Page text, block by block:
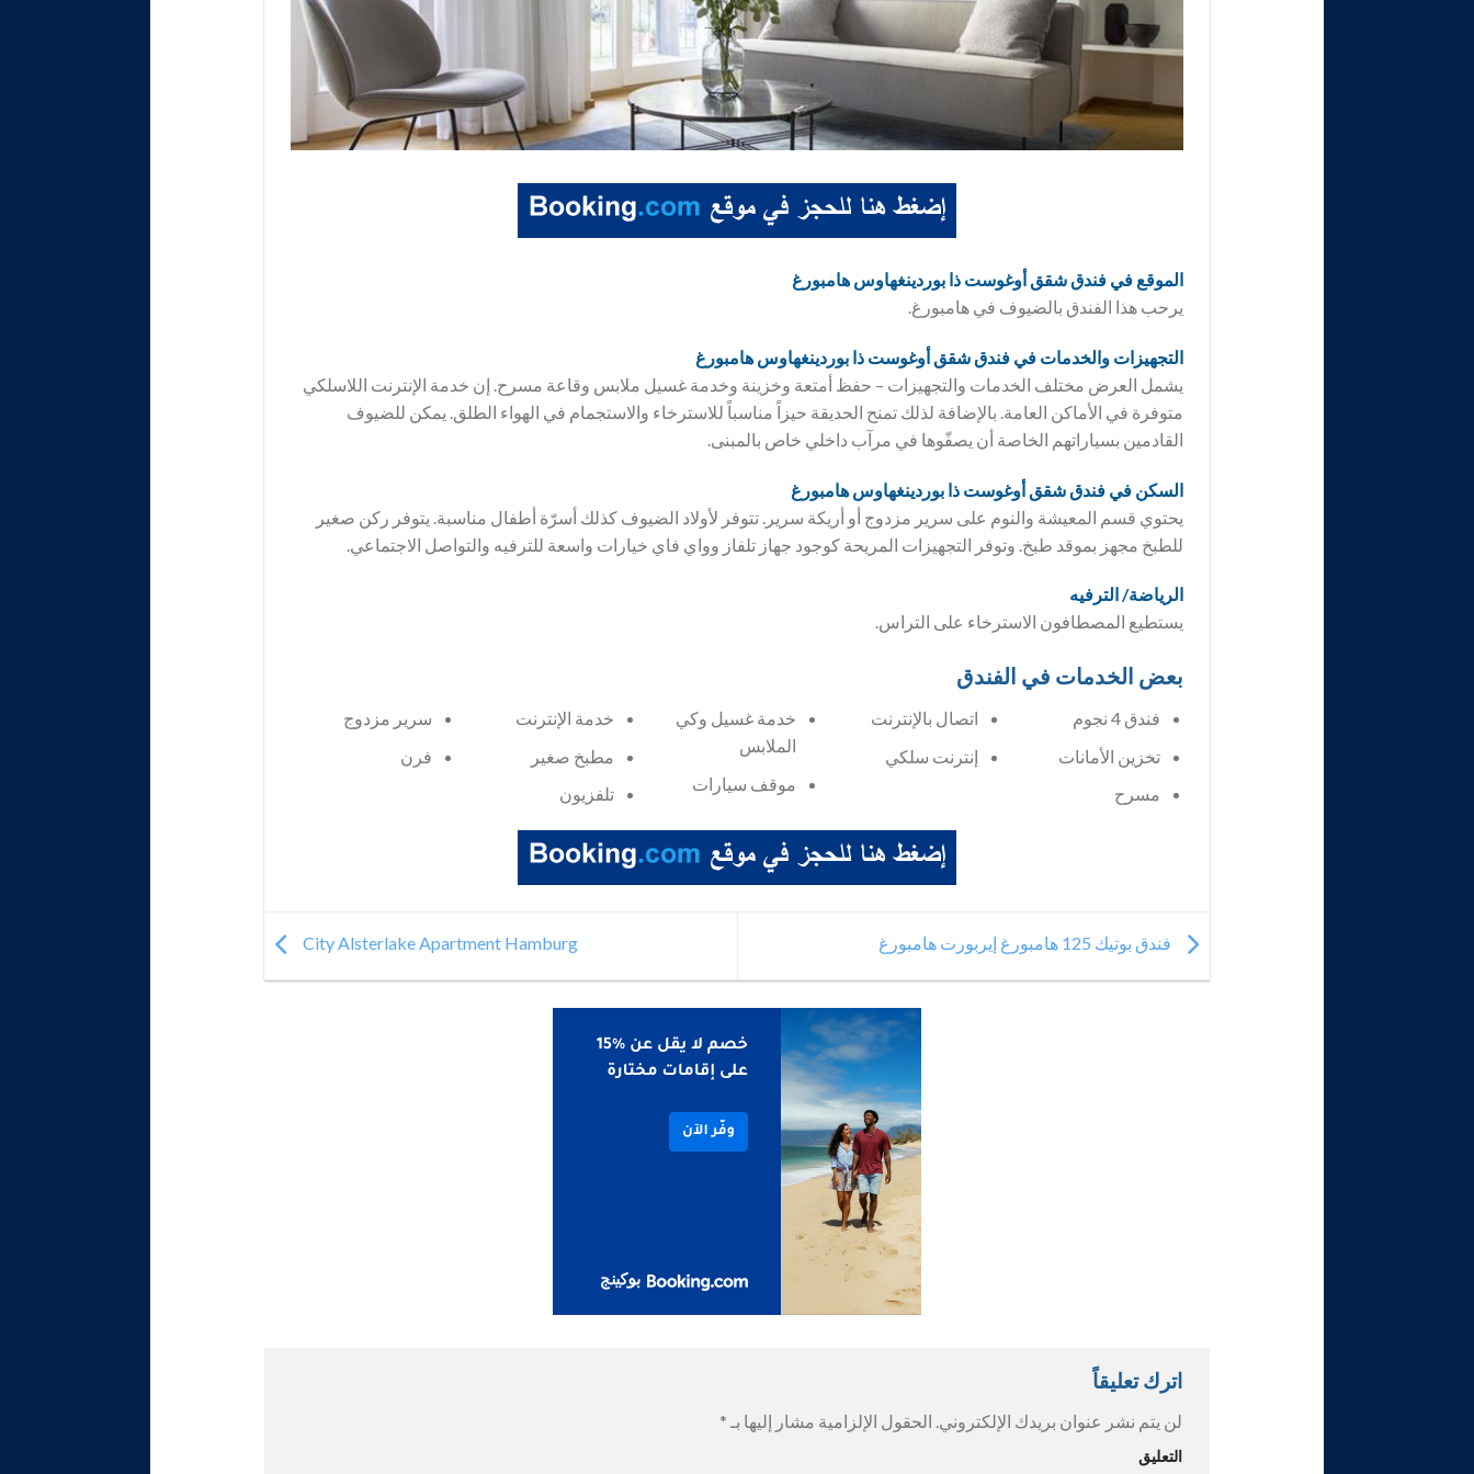
الموقع في فندقشقق أوغوست ذا بوردينغهاوس هامبورغ
يرحب هذا الفندق بالضيوف في هامبورغ.
التجهيزات والخدمات في فندقشقق أوغوست ذا بوردينغهاوس هامبورغ
يشمل العرض مختلف الخدمات والتجهيزات – حفظ أمتعة وخزينة وخدمة غسيل ملابس وقاعة مسرح. إن خدمة الإنترنت اللاسلكي
متوفرة في الأماكن العامة. بالإضافة لذلك تمنح الحديقة حيزاً مناسباً للاسترخاء والاستجمام في الهواء الطلق. يمكن للضيوف
القادمين بسياراتهم الخاصة أن يصفّوها في مرآب داخلي خاص بالمبنى.
السكن في فندقشقق أوغوست ذا بوردينغهاوس هامبورغ
يحتوي قسم المعيشة والنوم على سرير مزدوج أو أريكة سرير. تتوفر لأولاد الضيوف كذلك أسرّة أطفال مناسبة. يتوفر ركن صغير
للطبخ مجهز بموقد طبخ. وتوفر التجهيزات المريحة كوجود جهاز تلفاز وواي فاي خيارات واسعة للترفيه والتواصل الاجتماعي.
الرياضة/ الترفيه
يستطيع المصطافون الاسترخاء على التراس.
بعض الخدمات في الفندق
فندق 4 نجوم
تخزين الأمانات
مسرح
اتصال بالإنترنت
إنترنت سلكي
خدمة غسيل وكي
الملابس
موقف سيارات
خدمة الإنترنت
مطبخ صغير
تلفزيون
سرير مزدوج
فرن
فندق بوتيك 125 هامبورغ إيربورت هامبورغ City Alsterlake Apartment Hamburg
اترك تعليقاً
لن يتم نشر عنوان بريدك الإلكتروني. الحقول الإلزامية مشار إليها بـ *
التعليق